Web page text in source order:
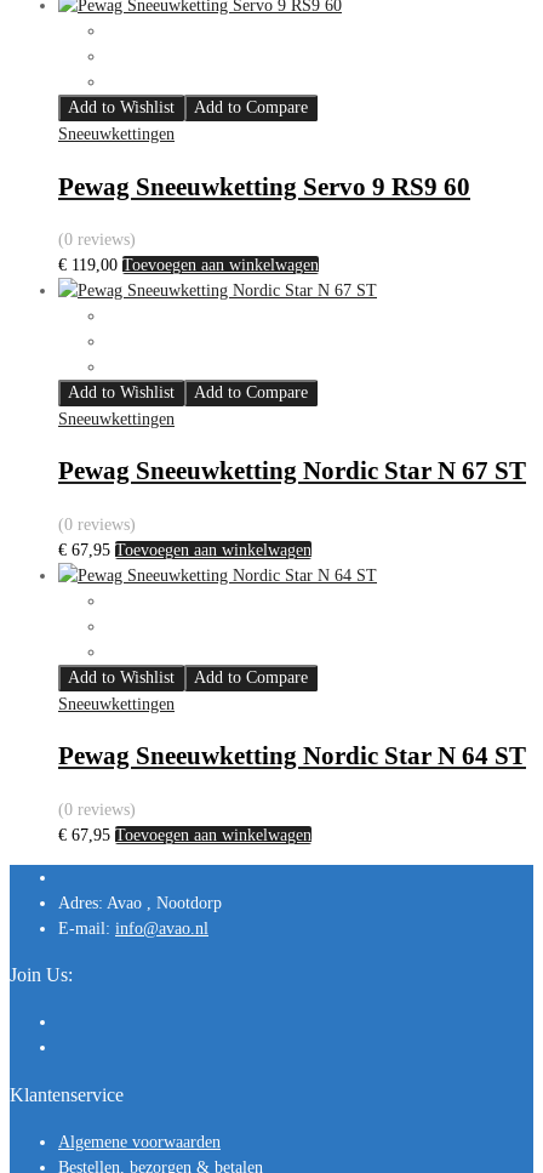
Add to Wishlist
Add to Compare
Sneeuwkettingen
Pewag Sneeuwketting Servo 9 RS9 60
(0 reviews)
€ 119,00 Toevoegen aan winkelwagen
Add to Wishlist
Add to Compare
Sneeuwkettingen
Pewag Sneeuwketting Nordic Star N 67 ST
(0 reviews)
€ 67,95 Toevoegen aan winkelwagen
Add to Wishlist
Add to Compare
Sneeuwkettingen
Pewag Sneeuwketting Nordic Star N 64 ST
(0 reviews)
€ 67,95 Toevoegen aan winkelwagen
Adres: Avao , Nootdorp
E-mail: info@avao.nl
Join Us:
Klantenservice
Algemene voorwaarden
Bestellen, bezorgen & betalen